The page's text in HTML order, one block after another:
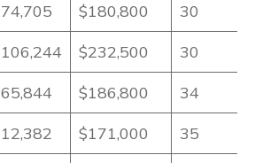
74,705 $180,800
30
106,244 $232,500
30
65,844 $186,800
34
12,382 $171,000
35